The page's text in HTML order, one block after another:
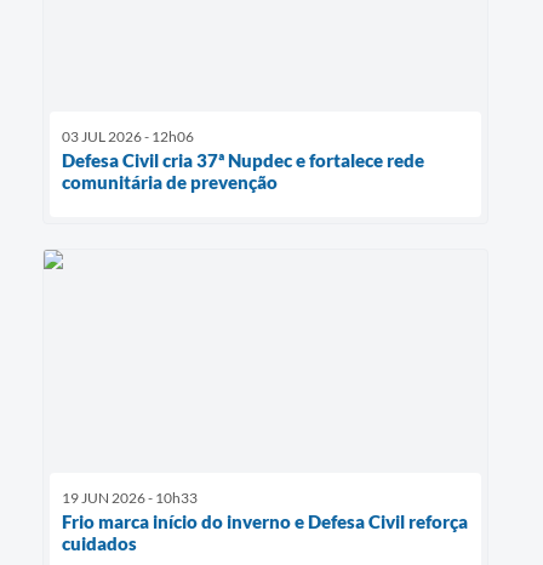
03 JUL 2026 - 12h06
Defesa Civil cria 37ª Nupdec e fortalece rede
comunitária de prevenção
19 JUN 2026 - 10h33
Frio marca início do inverno e Defesa Civil reforça
cuidados